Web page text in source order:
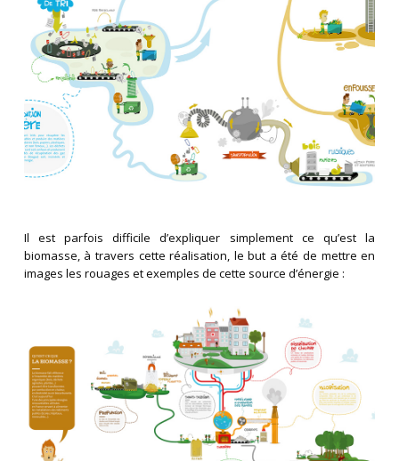
Il est parfois difficile d’expliquer simplement ce qu’est la
biomasse, à travers cette réalisation, le but a été de mettre en
images les rouages et exemples de cette source d’énergie :